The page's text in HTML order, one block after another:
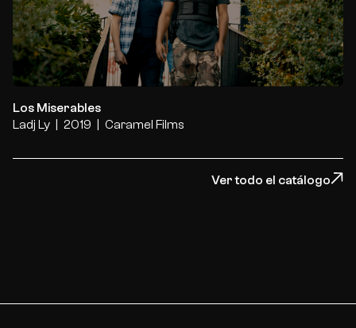
Los Miserables
Los Miserables
Ladj Ly
2019 Caramel Films
Ver todo el catálogo